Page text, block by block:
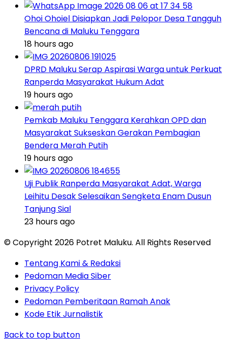
Ohoi Ohoiel Disiapkan Jadi Pelopor Desa Tangguh
Bencana di Maluku Tenggara
18 hours ago
DPRD Maluku Serap Aspirasi Warga untuk Perkuat
Ranperda Masyarakat Hukum Adat
19 hours ago
Pemkab Maluku Tenggara Kerahkan OPD dan
Masyarakat Sukseskan Gerakan Pembagian
Bendera Merah Putih
19 hours ago
Uji Publik Ranperda Masyarakat Adat, Warga
Leihitu Desak Selesaikan Sengketa Enam Dusun
Tanjung Sial
23 hours ago
© Copyright 2026 Potret Maluku. All Rights Reserved
Tentang Kami & Redaksi
Pedoman Media Siber
Privacy Policy
Pedoman Pemberitaan Ramah Anak
Kode Etik Jurnalistik
Back to top button